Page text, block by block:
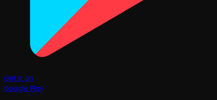
Get it on
Google Play